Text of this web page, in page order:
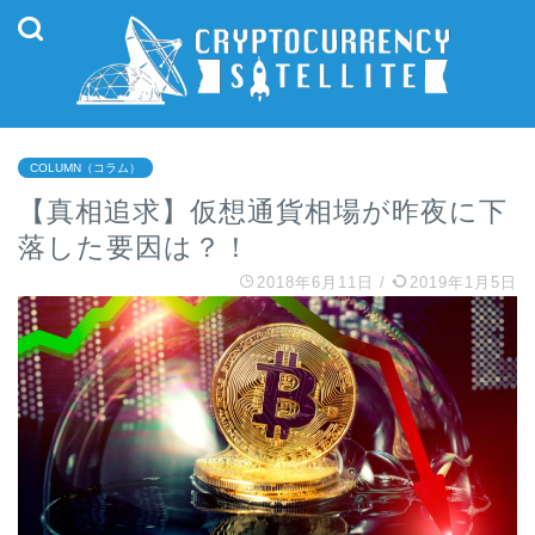
COLUMN（コラム）
【真相追求】仮想通貨相場が昨夜に下
落した要因は？！
2018年6月11日 / 2019年1月5日